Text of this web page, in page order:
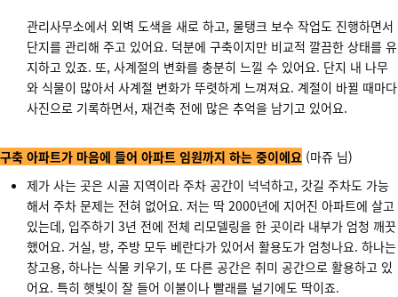
관리사무소에서 외벽 도색을 새로 하고, 물탱크 보수 작업도 진행하면서
단지를 관리해 주고 있어요. 덕분에 구축이지만 비교적 깔끔한 상태를 유
지하고 있죠. 또, 사계절의 변화를 충분히 느낄 수 있어요. 단지 내 나무
와 식물이 많아서 사계절 변화가 뚜렷하게 느껴져요. 계절이 바뀔 때마다
사진으로 기록하면서, 재건축 전에 많은 추억을 남기고 있어요.
구축 아파트가 마음에 들어 아파트 임원까지 하는 중이에요 (마쥬 님)
제가 사는 곳은 시골 지역이라 주차 공간이 넉넉하고, 갓길 주차도 가능
해서 주차 문제는 전혀 없어요. 저는 딱 2000년에 지어진 아파트에 살고
있는데, 입주하기 3년 전에 전체 리모델링을 한 곳이라 내부가 엄청 깨끗
했어요. 거실, 방, 주방 모두 베란다가 있어서 활용도가 엄청나요. 하나는
창고용, 하나는 식물 키우기, 또 다른 공간은 취미 공간으로 활용하고 있
어요. 특히 햇빛이 잘 들어 이불이나 빨래를 널기에도 딱이죠.